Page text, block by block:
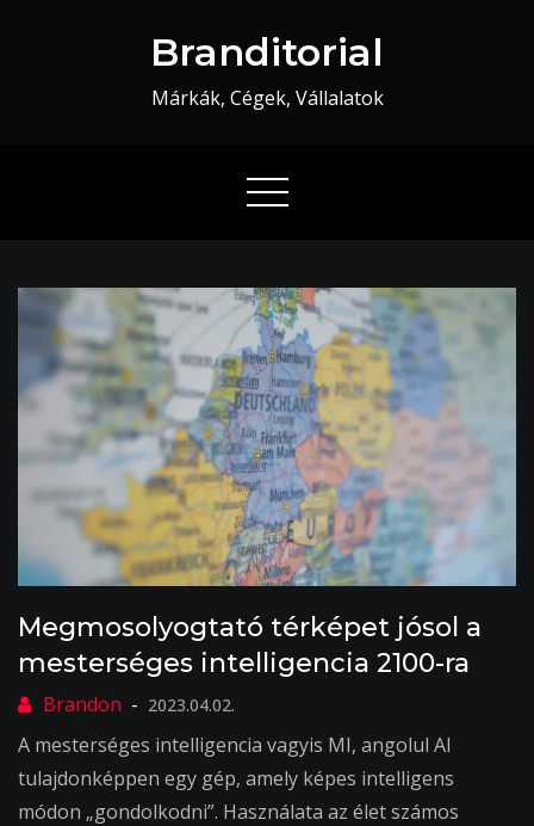
Branditorial
Márkák, Cégek, Vállalatok
Megmosolyogtató térképet jósol a
mesterséges intelligencia 2100-ra
2023.04.02.
A mesterséges intelligencia vagyis MI, angolul AI
tulajdonképpen egy gép, amely képes intelligens
módon „gondolkodni”. Használata az élet számos